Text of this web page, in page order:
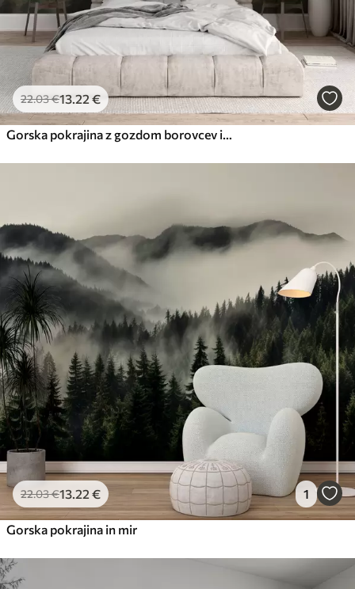
22.03€13 .22 €
22.03€13 .22 € 1
Gorska pokrajina in mir